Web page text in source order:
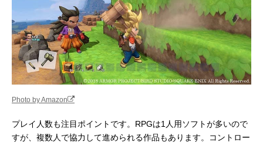
Photo by Amazon
プレイ人数も注目ポイントです。RPGは1人用ソフトが多いので
すが、複数人で協力して進められる作品もあります。コントロー